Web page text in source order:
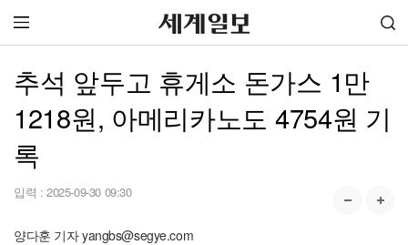
추석 앞두고 휴게소 돈가스 1만
1218원, 아메리카노도 4754원 기
록
입력 : 2025-09-30 09:30
양다훈 기자 yangbs@segye.com